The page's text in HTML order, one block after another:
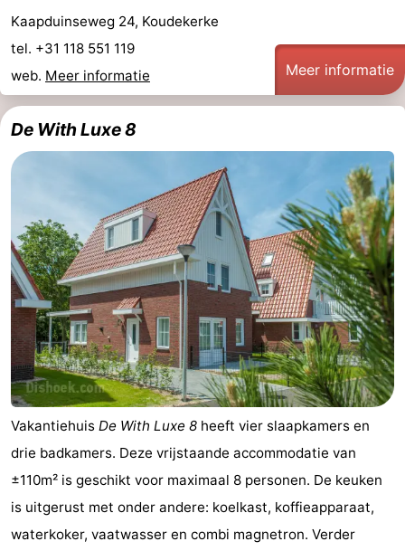
Kaapduinseweg 24, Koudekerke
tel. +31 118 551 119
web. Meer informatie Meer informatie
De With Luxe 8
Vakantiehuis De With Luxe 8 heeft vier slaapkamers en
drie badkamers. Deze vrijstaande accommodatie van
±110m² is geschikt voor maximaal 8 personen. De keuken
is uitgerust met onder andere: koelkast, koffieapparaat,
waterkoker, vaatwasser en combi magnetron. Verder